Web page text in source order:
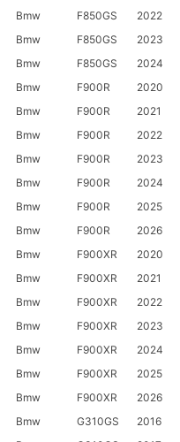
Bmw
F850GS 2022
Bmw
F850GS 2023
Bmw
F850GS 2024
Bmw
F900R 2020
Bmw
F900R 2021
Bmw
F900R 2022
Bmw
F900R 2023
Bmw
F900R 2024
Bmw
F900R 2025
Bmw
F900R 2026
Bmw
F900XR 2020
Bmw
F900XR 2021
Bmw
F900XR 2022
Bmw
F900XR 2023
Bmw
F900XR 2024
Bmw
F900XR 2025
Bmw
F900XR 2026
Bmw
G310GS 2016